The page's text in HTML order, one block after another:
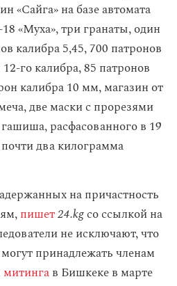
«Сайга» на базе автомата
«Муха», три гранаты, один
калибра 5,45, 700 патронов
го калибра, 85 патронов
калибра 10 мм, магазин от
две маски с прорезями
расфасованного в 19
два килограмма
на причастность
пишет24.kgсо ссылкой на
не исключают, что
принадлежать членам
митингав Бишкеке в марте